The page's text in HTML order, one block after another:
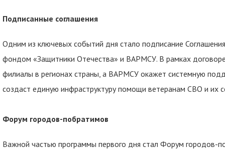
Подписанные соглашения
Одним из ключевых событий дня стало подписание
фондом «Защитники Отечества» и ВАРМСУ. В рамках
филиалы в регионах страны, а ВАРМСУ окажет системную
создаст единую инфраструктуру помощи ветеранам СВО и их
Форум городов-побратимов
Важной частью программы первого дня стал Форум городов-